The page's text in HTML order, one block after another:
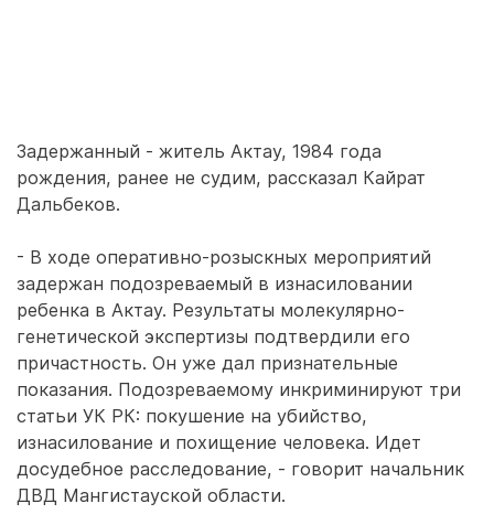
Задержанный - житель Актау, 1984 года
рождения, ранее не судим, рассказал Кайрат
Дальбеков.
- В ходе оперативно-розыскных мероприятий
задержан подозреваемый в изнасиловании
ребенка в Актау. Результаты молекулярно-
генетической экспертизы подтвердили его
причастность. Он уже дал признательные
показания. Подозреваемому инкриминируют три
статьи УК РК: покушение на убийство,
изнасилование и похищение человека. Идет
досудебное расследование, - говорит начальник
ДВД Мангистауской области.